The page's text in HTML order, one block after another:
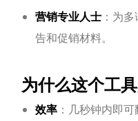
营销专业人士 ：为
告和促销材料。
为什么这个工
效率 ：几秒钟内即